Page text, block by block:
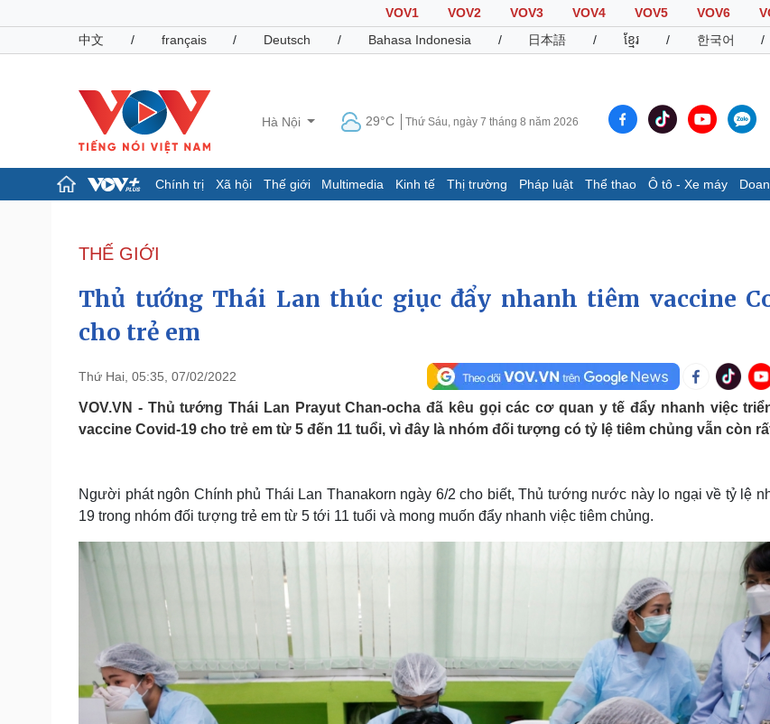
VOV1 VOV2 VOV3 VOV4 VOV5 VOV6
中文
/ français / Deutsch / Bahasa Indonesia / 日本語 / ខ្មែរ / 한국어 /
Hà Nội 29°C Thứ Sáu, ngày 7 tháng 8 năm 2026
Chính trị Xã hội Thế giới Multimedia Kinh tế Thị trường Pháp luật Thể thao Ô tô - Xe máy
Đảng
Tổ chức nhân sự
Quốc hội
Nhận diện sự thật
Dấu ấn VOV
Hồ sơ
Infographic
Pháp luật
Tin nóng
Tư vấn luật
Việt Nam
Phân tích
Thể thao
Lịch thi đấu bóng đá
Thế giới thể thao
Ô tô - Xe máy
Xe máy
Tư vấn
Sức khỏe
Dinh dưỡng - món ngon
Cây thuốc
Sản phụ khoa
Làm đẹp - giảm cân
Phòng mạch online
Ăn sạch sống khỏe
Đời sống
Blog
Tình yêu - Gia đình
Văn hóa
Sân khấu - Điện ảnh
Văn học
Giải trí
Nghệ sĩ
Thời trang
Cải chính
THẾ GIỚI
Thủ tướng Thái Lan thúc giục đẩy nhanh tiêm vaccine
cho trẻ em
Thứ Hai, 05:35, 07/02/2022
VOV.VN - Thủ tướng Thái Lan Prayut Chan-ocha đã kêu gọi các cơ quan y tế đẩy nhanh việc
vaccine Covid-19 cho trẻ em từ 5 đến 11 tuổi, vì đây là nhóm đối tượng có tỷ lệ tiêm chủng vẫn còn
Người phát ngôn Chính phủ Thái Lan Thanakorn ngày 6/2 cho biết, Thủ tướng nước này lo ngại về tỷ lệ
19 trong nhóm đối tượng trẻ em từ 5 tới 11 tuổi và mong muốn đẩy nhanh việc tiêm chủng.